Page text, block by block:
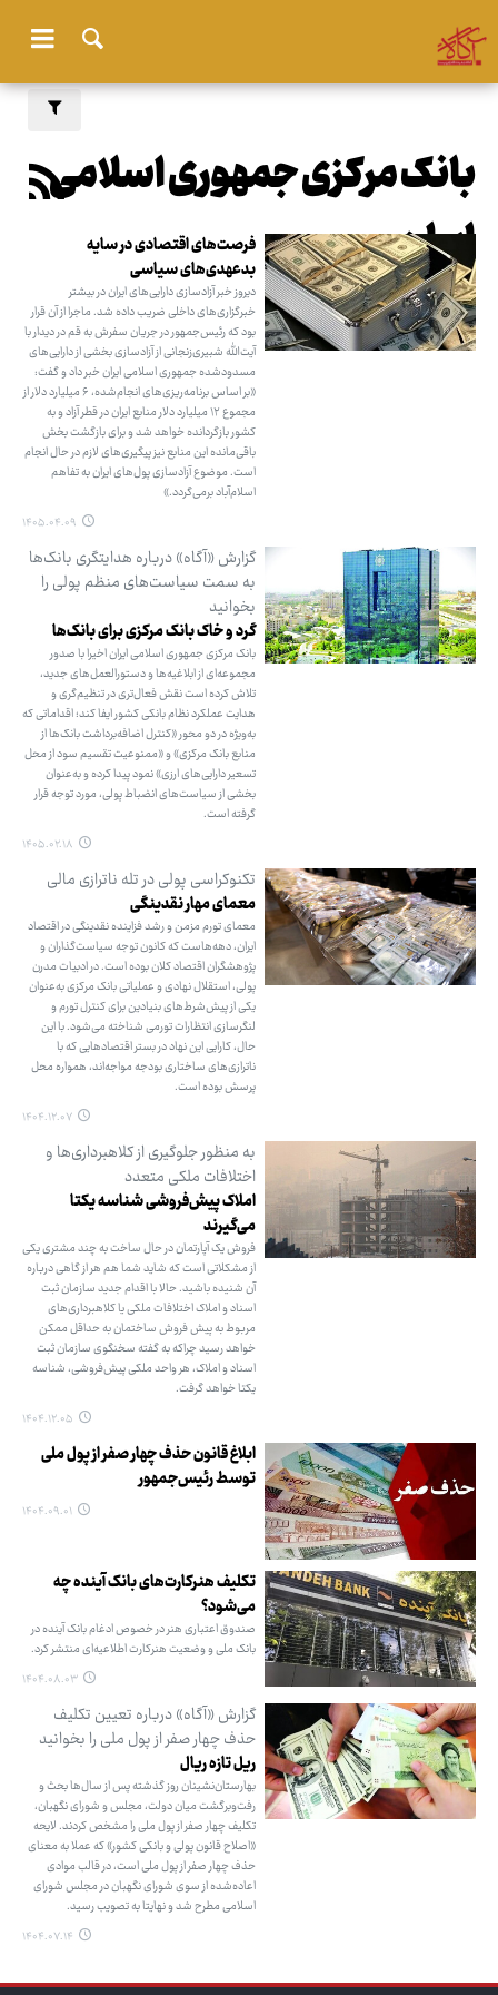
بانک مرکزی جمهوری اسلامی
ایران
فرصت‌های اقتصادی در سایه
بدعهدی‌های سیاسی
دیروز خبر آزادسازی دارایی‌های ایران در بیشتر
خبرگزاری‌های داخلی ضریب داده شد. ماجرا از آن قرار
بود که رئیس‌جمهور در جریان سفرش به قم در دیدار با
آیت‌الله شبیری‌زنجانی از آزادسازی بخشی از دارایی‌های
مسدودشده جمهوری اسلامی ایران خبر داد و گفت:
«بر اساس برنامه‌ریزی‌های انجام‌شده، ۶ میلیارد دلار از
مجموع ۱۲ میلیارد دلار منابع ایران در قطر آزاد و به
کشور بازگردانده خواهد شد و برای بازگشت بخش
باقی‌مانده این منابع نیز پیگیری‌های لازم در حال انجام
است. موضوع آزادسازی پول‌های ایران به تفاهم
اسلام‌آباد برمی‌گردد.»
۱۴۰۵.۰۴.۰۹
گزارش «آگاه» درباره هدایتگری بانک‌ها
به سمت سیاست‌های منظم پولی را
بخوانید
گرد و خاک بانک مرکزی برای بانک‌ها
بانک مرکزی جمهوری اسلامی ایران اخیرا با صدور
مجموعه‌ای از ابلاغیه‌ها و دستورالعمل‌های جدید،
تلاش کرده است نقش فعال‌تری در تنظیم‌گری و
هدایت عملکرد نظام بانکی کشور ایفا کند؛ اقداماتی که
به‌ویژه در دو محور «کنترل اضافه‌برداشت بانک‌ها از
منابع بانک مرکزی» و «ممنوعیت تقسیم سود از محل
تسعیر دارایی‌های ارزی» نمود پیدا کرده و به‌عنوان
بخشی از سیاست‌های انضباط پولی، مورد توجه قرار
گرفته است.
۱۴۰۵.۰۲.۱۸
تکنوکراسی پولی در تله ناترازی مالی
معمای مهار نقدینگی
معمای تورم مزمن و رشد فزاینده نقدینگی در اقتصاد
ایران، دهه‌هاست که کانون توجه سیاست‌گذاران و
پژوهشگران اقتصاد کلان بوده است. در ادبیات مدرن
پولی، استقلال نهادی و عملیاتی بانک مرکزی به‌عنوان
یکی از پیش‌شرط‌های بنیادین برای کنترل تورم و
لنگرسازی انتظارات تورمی شناخته می‌شود. با این
حال، کارایی این نهاد در بستر اقتصادهایی که با
ناترازی‌های ساختاری بودجه مواجه‌اند، همواره محل
پرسش بوده است.
۱۴۰۴.۱۲.۰۷
به منظور جلوگیری از کلاهبرداری‌ها و
اختلافات ملکی متعدد
املاک پیش‌فروشی شناسه یکتا
می‌گیرند
فروش یک آپارتمان در حال ساخت به چند مشتری یکی
از مشکلاتی است که شاید شما هم هر از گاهی درباره
آن شنیده باشید. حالا با اقدام جدید سازمان ثبت
اسناد و املاک اختلافات ملکی یا کلاهبرداری‌های
مربوط به پیش فروش ساختمان به حداقل ممکن
خواهد رسید چراکه به گفته سخنگوی سازمان ثبت
اسناد و املاک، هر واحد ملکی پیش‌فروشی، شناسه
یکتا خواهد گرفت.
۱۴۰۴.۱۲.۰۵
ابلاغ قانون حذف چهار صفر از پول ملی
توسط رئیس‌جمهور
۱۴۰۴.۰۹.۰۱
تکلیف هنرکارت‌های بانک آینده چه
می‌شود؟
صندوق اعتباری هنر در خصوص ادغام بانک آینده در
بانک ملی و وضعیت هنرکارت اطلاعیه‌ای منتشر کرد.
۱۴۰۴.۰۸.۰۳
گزارش «آگاه» درباره تعیین تکلیف
حذف چهار صفر از پول ملی را بخوانید
ریل تازه ریال
بهارستان‌نشینان روز گذشته پس از سال‌ها بحث و
رفت‌وبرگشت میان دولت، مجلس و شورای نگهبان،
تکلیف چهار صفر از پول ملی را مشخص کردند. لایحه
«اصلاح قانون پولی و بانکی کشور» که عملا به معنای
حذف چهار صفر از پول ملی است، در قالب موادی
اعاده‌شده از سوی شورای نگهبان در مجلس شورای
اسلامی مطرح شد و نهایتا به تصویب رسید.
۱۴۰۴.۰۷.۱۴